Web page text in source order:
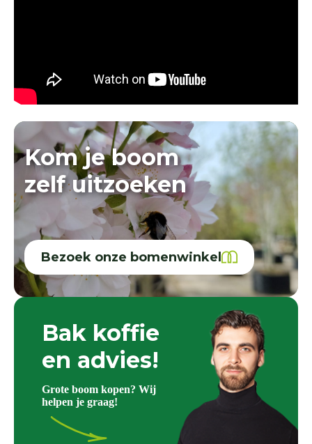
Kom je boom
zelf uitzoeken
Bezoek onze bomenwinkel
Bak koffie
en advies!
Grote boom kopen? Wij
helpen je graag!